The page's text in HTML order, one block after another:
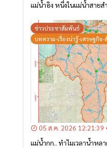
แม่น้ำอิง หนึ่งในแม่น้ำสาย
ข่าวประชาสัมพันธ์
บทความ-เรื่องน่ารู้-เศรษฐกิจ-
05 ส.ค. 2026 12:21:39
แม่น้ำกก.. ทำไมเวลาน้ำหล